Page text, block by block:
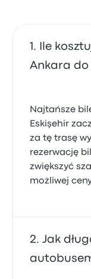
Ile
Ankara do
Najtańsze
Eskişehir
za tę trasę
rezerwację
zwiększyć
możliwej
Jak